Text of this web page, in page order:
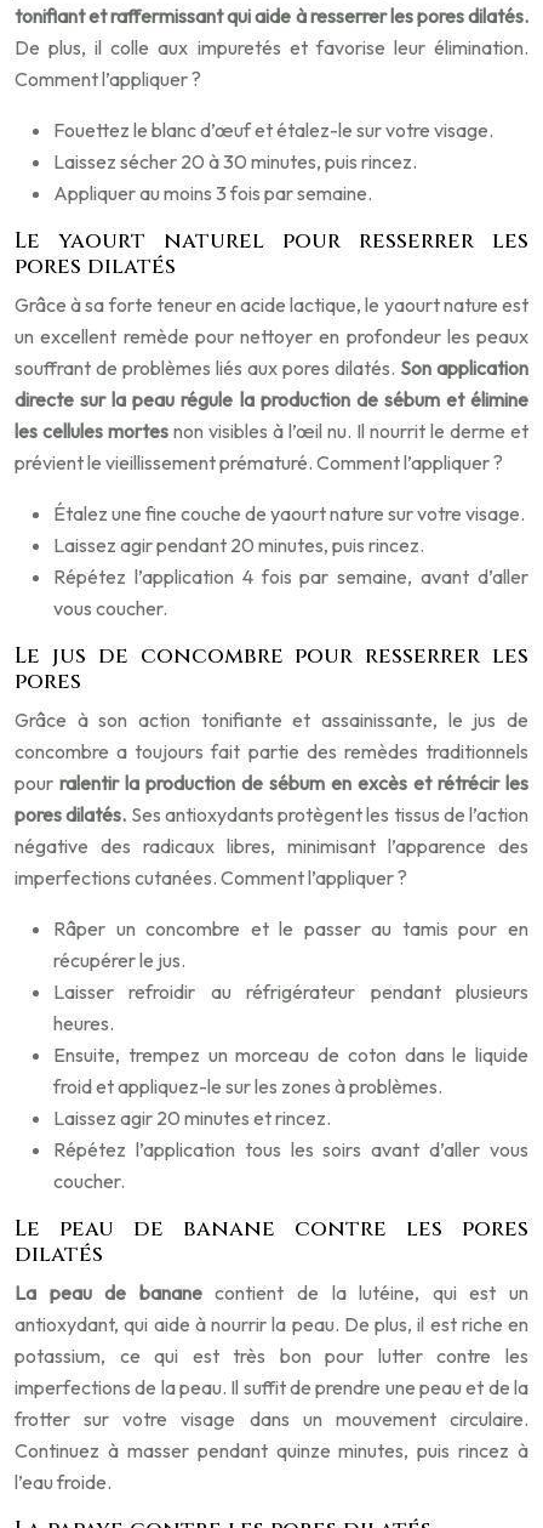
tonifiant et raffermissant qui aide à resserrer les pores dilatés.
De plus, il colle aux impuretés et favorise leur élimination.
Comment l’appliquer ?
Fouettez le blanc d’œuf et étalez-le sur votre visage.
Laissez sécher 20 à 30 minutes, puis rincez.
Appliquer au moins 3 fois par semaine.
Le yaourt naturel pour resserrer les
pores dilatés
Grâce à sa forte teneur en acide lactique, le yaourt nature est
un excellent remède pour nettoyer en profondeur les peaux
souffrant de problèmes liés aux pores dilatés. Son application
directe sur la peau régule la production de sébum et élimine
les cellules mortes non visibles à l’œil nu. Il nourrit le derme et
prévient le vieillissement prématuré. Comment l’appliquer ?
Étalez une fine couche de yaourt nature sur votre visage.
Laissez agir pendant 20 minutes, puis rincez.
Répétez l’application 4 fois par semaine, avant d’aller
vous coucher.
Le jus de concombre pour resserrer les
pores
Grâce à son action tonifiante et assainissante, le jus de
concombre a toujours fait partie des remèdes traditionnels
pour ralentir la production de sébum en excès et rétrécir les
pores dilatés. Ses antioxydants protègent les tissus de l’action
négative des radicaux libres, minimisant l’apparence des
imperfections cutanées. Comment l’appliquer ?
Râper un concombre et le passer au tamis pour en
récupérer le jus.
Laisser refroidir au réfrigérateur pendant plusieurs
heures.
Ensuite, trempez un morceau de coton dans le liquide
froid et appliquez-le sur les zones à problèmes.
Laissez agir 20 minutes et rincez.
Répétez l’application tous les soirs avant d’aller vous
coucher.
Le peau de banane contre les pores
dilatés
La peau de bananecontient de la lutéine, qui est un
antioxydant, qui aide à nourrir la peau. De plus, il est riche en
potassium, ce qui est très bon pour lutter contre les
imperfections de la peau. Il suffit de prendre une peau et de la
frotter sur votre visage dans un mouvement circulaire.
Continuez à masser pendant quinze minutes, puis rincez à
l’eau froide.